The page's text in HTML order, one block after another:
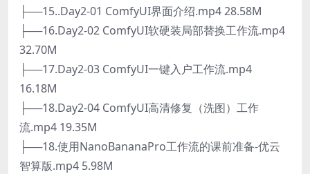
├──15..Day2-01 ComfyUI界面介绍.mp4 28.58M
├──16.Day2-02 ComfyUI软硬装局部替换工作流.mp4
32.70M
├──17.Day2-03 ComfyUI一键入户工作流.mp4
16.18M
├──18.Day2-04 ComfyUI高清修复（洗图）工作
流.mp4 19.35M
├──18.使用NanoBananaPro工作流的课前准备-优云
智算版.mp4 5.98M